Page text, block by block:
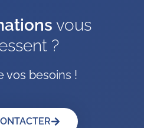
vous
?
vos besoins !